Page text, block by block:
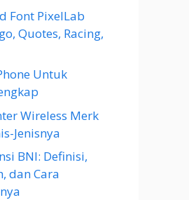
Font PixelLab
Quotes, Racing,
Untuk
Wireless Merk
Jenisnya
BNI: Definisi,
dan Cara